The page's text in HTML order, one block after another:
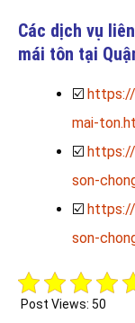
Các dịch vụ
mái tôn tại
☑️ https://
mai-
☑️ https://
son-
☑️ https://
son-
Post Views: 50